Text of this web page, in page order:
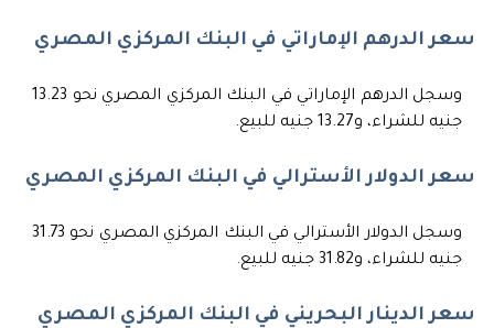
سعر الدرهم الإماراتي في البنك المركزي المصري
وسجل الدرهم الإماراتي في البنك المركزي المصري نحو 13.23
جنيه للشراء، و13.27 جنيه للبيع.
سعر الدولار الأسترالي في البنك المركزي المصري
وسجل الدولار الأسترالي في البنك المركزي المصري نحو 31.73
جنيه للشراء، و31.82 جنيه للبيع.
سعر الدينار البحريني في البنك المركزي المصري